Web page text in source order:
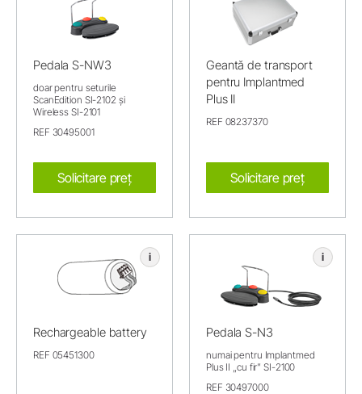
Pedala S-NW3
doar pentru seturile
ScanEdition SI-2102 și
Wireless SI-2101
REF 30495001
Solicitare preț
Geantă de transport
pentru Implantmed
Plus II
REF 08237370
Solicitare preț
i
Rechargeable battery
REF 05451300
i
Pedala S-N3
numai pentru Implantmed
Plus II „cu fir” SI-2100
REF 30497000